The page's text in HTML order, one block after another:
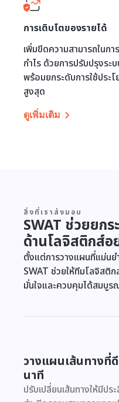
การเติบโตของรายได้
เพิ่มขีดความสามารถในก
กำไร ด้วยการปรับปรุงระ
พร้อมยกระดับการใช้ประ
สูงสุด
ดูเพิ่มเติม
สิ่งที่เราส่งมอบ
SWAT ช่วยยกร
ด้านโลจิสติกส์อ
ตั้งแต่การวางแผนที่แม่นย
SWAT ช่วยให้ทีมโลจิสติ
มั่นใจและควบคุมได้สมบู
วางแผนเส้นทางที่
นาที
ปรับเปลี่ยนเส้นทางให้มีป